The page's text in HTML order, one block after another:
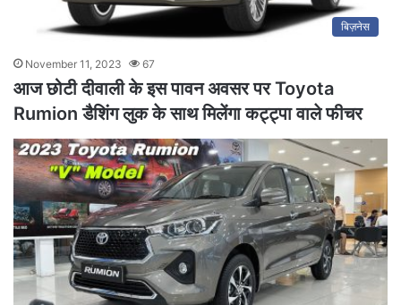
बिज़नेस
November 11, 2023 67
आज छोटी दीवाली के इस पावन अवसर पर Toyota
Rumion डैशिंग लुक के साथ मिलेंगा कट्ट्पा वाले फीचर